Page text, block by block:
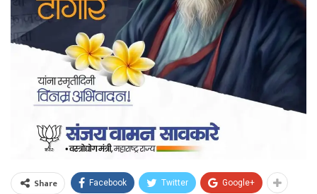
Share Facebook Twitter Google+